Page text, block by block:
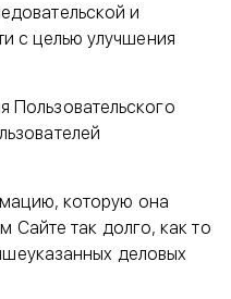
и
с целью улучшения
Пользовательского
которую она
Сайте так долго, как то
деловых